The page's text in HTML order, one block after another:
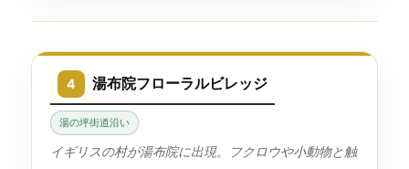
4 湯布院フローラルビレッジ
湯の坪街道沿い
イギリスの村が湯布院に出現。フクロウや小動物と触